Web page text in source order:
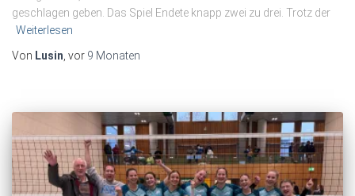
geschlagen geben. Das Spiel Endete knapp zwei zu drei. Trotz der
Weiterlesen
Von Lusin , vor 9 Monaten